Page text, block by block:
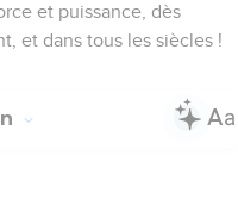
et puissance, dès
et dans tous les siècles !